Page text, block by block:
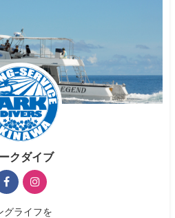
クダイブ
グライフを